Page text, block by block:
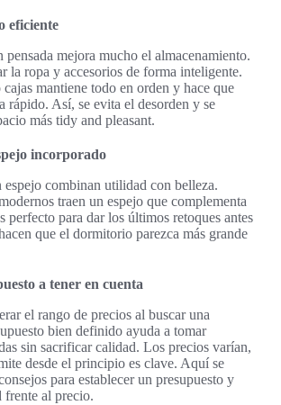
eficiente
pensada mejora mucho el almacenamiento.
la ropa y accesorios de forma inteligente.
mantiene todo en orden y hace que
rápido. Así, se evita el desorden y se
más tidy and pleasant.
incorporado
espejo combinan utilidad con belleza.
traen un espejo que complementa
perfecto para dar los últimos retoques antes
que el dormitorio parezca más grande
a tener en cuenta
el rango de precios al buscar una
bien definido ayuda a tomar
sin sacrificar calidad. Los precios varían,
desde el principio es clave. Aquí se
para establecer un presupuesto y
frente al precio.